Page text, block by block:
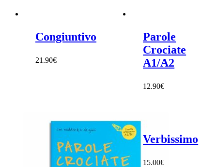
Congiuntivo
21.90€
Parole
Crociate
A1/A2
12.90€
Verbissimo
15.00€